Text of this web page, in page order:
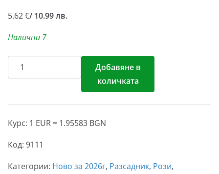
5.62€/ 10.99 лв.
Налични 7
количество
за
Роза
Добавяне в
количката
Курс: 1 EUR = 1.95583 BGN
Код: 9111
Категории: Ново за 2026г, Разсадник, Рози,